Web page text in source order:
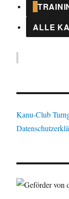
ALLE
Kanu-Club